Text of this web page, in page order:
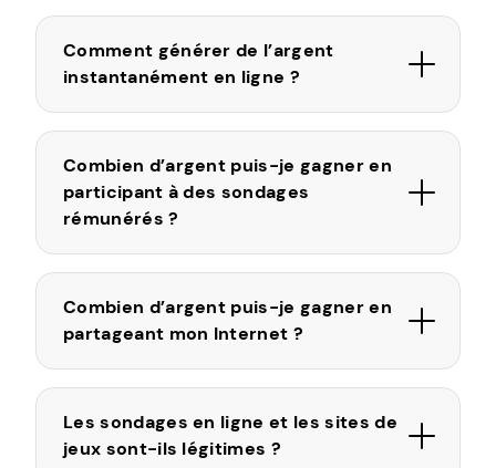
Comment générer de l’argent
instantanément en ligne ?
Combien d’argent puis-je gagner en
participant à des sondages
rémunérés ?
Combien d’argent puis-je gagner en
partageant mon Internet ?
Les sondages en ligne et les sites de
jeux sont-ils légitimes ?